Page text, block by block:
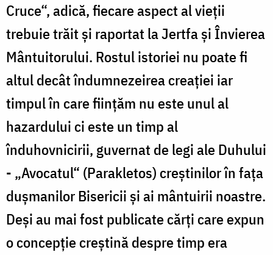
Cruce“, adică, fiecare aspect al vieții
trebuie trăit și raportat la Jertfa și Învierea
Mântuitorului. Rostul istoriei nu poate fi
altul decât îndumnezeirea creației iar
timpul în care ființăm nu este unul al
hazardului ci este un timp al
înduhovnicirii, guvernat de legi ale Duhului
- „Avocatul“ (Parakletos) creștinilor în fața
dușmanilor Bisericii și ai mântuirii noastre.
Deși au mai fost publicate cărți care expun
o concepție creștină despre timp era